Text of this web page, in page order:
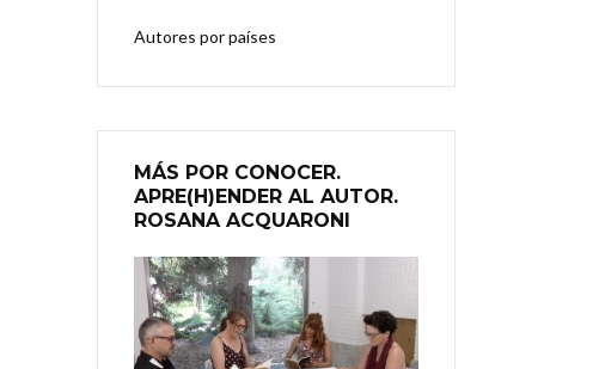
Autores por países
MÁS POR CONOCER.
APRE(H)ENDER AL AUTOR.
ROSANA ACQUARONI